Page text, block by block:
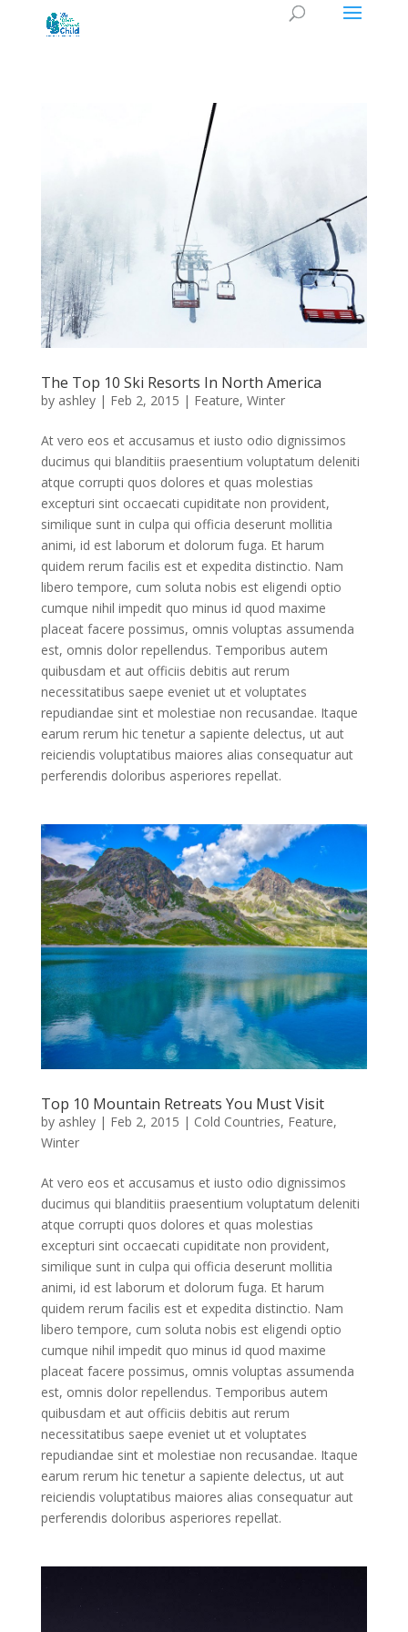
The Top 10 Ski Resorts In North America
by ashley| Feb 2, 2015 | Feature, Winter
At vero eos et accusamus et iusto odio dignissimos
ducimus qui blanditiis praesentium voluptatum deleniti
atque corrupti quos dolores et quas molestias
excepturi sint occaecati cupiditate non provident,
similique sunt in culpa qui officia deserunt mollitia
animi, id est laborum et dolorum fuga. Et harum
quidem rerum facilis est et expedita distinctio. Nam
libero tempore, cum soluta nobis est eligendi optio
cumque nihil impedit quo minus id quod maxime
placeat facere possimus, omnis voluptas assumenda
est, omnis dolor repellendus. Temporibus autem
quibusdam et aut officiis debitis aut rerum
necessitatibus saepe eveniet ut et voluptates
repudiandae sint et molestiae non recusandae. Itaque
earum rerum hic tenetur a sapiente delectus, ut aut
reiciendis voluptatibus maiores alias consequatur aut
perferendis doloribus asperiores repellat.
Top 10 Mountain Retreats You Must Visit
by ashley| Feb 2, 2015 | Cold Countries, Feature,
Winter
At vero eos et accusamus et iusto odio dignissimos
ducimus qui blanditiis praesentium voluptatum deleniti
atque corrupti quos dolores et quas molestias
excepturi sint occaecati cupiditate non provident,
similique sunt in culpa qui officia deserunt mollitia
animi, id est laborum et dolorum fuga. Et harum
quidem rerum facilis est et expedita distinctio. Nam
libero tempore, cum soluta nobis est eligendi optio
cumque nihil impedit quo minus id quod maxime
placeat facere possimus, omnis voluptas assumenda
est, omnis dolor repellendus. Temporibus autem
quibusdam et aut officiis debitis aut rerum
necessitatibus saepe eveniet ut et voluptates
repudiandae sint et molestiae non recusandae. Itaque
earum rerum hic tenetur a sapiente delectus, ut aut
reiciendis voluptatibus maiores alias consequatur aut
perferendis doloribus asperiores repellat.